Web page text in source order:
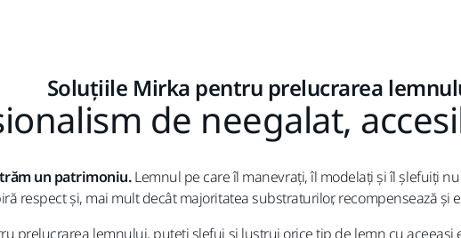
Soluțiile Mirka pentru prelucrarea
de neegalat,
un patrimoniu.Lemnul pe care îl manevrați, îl modelați și îl șlefuiți
respect și, mai mult decât majoritatea substraturilor, recompensează și
prelucrarea lemnului, puteți șlefui și lustrui orice tip de lemn cu